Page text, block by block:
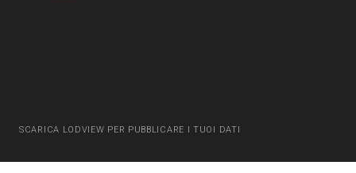
SCARICA LODVIEW PER PUBBLICARE I TUOI DATI